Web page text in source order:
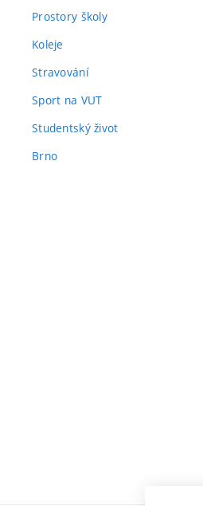
Prostory školy
Koleje
Stravování
Sport na VUT
Studentský život
Brno